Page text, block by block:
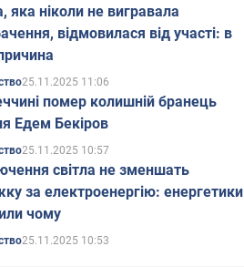
яка ніколи не вигравала
відмовилася від участі: в
25.11.2025 11:06
помер колишній бранець
Едем Бекіров
25.11.2025 10:57
світла не зменшать
за електроенергію: енергетики
чому
25.11.2025 10:53